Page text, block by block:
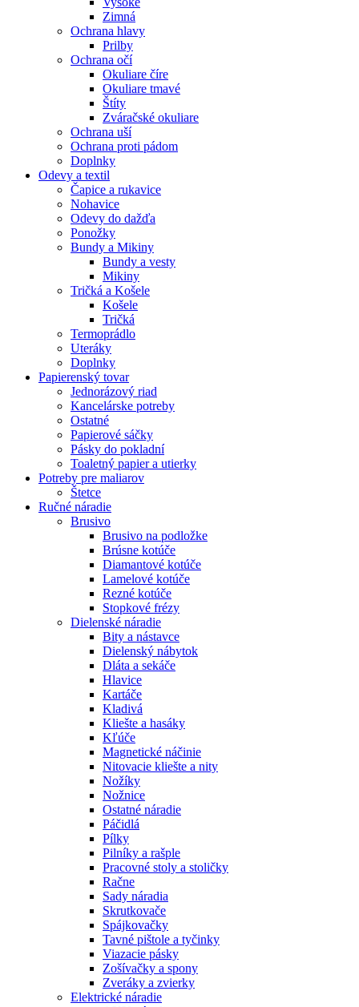
Zimná
Ochrana hlavy
Prilby
Ochrana očí
Okuliare číre
Okuliare tmavé
Štíty
Zváračské okuliare
Ochrana uší
Ochrana proti pádom
Doplnky
Odevy a textil
Čapice a rukavice
Nohavice
Odevy do dažďa
Ponožky
Bundy a Mikiny
Bundy a vesty
Mikiny
Tričká a Košele
Košele
Tričká
Termoprádlo
Uteráky
Doplnky
Papierenský tovar
Jednorázový riad
Kancelárske potreby
Ostatné
Papierové sáčky
Pásky do pokladní
Toaletný papier a utierky
Potreby pre maliarov
Štetce
Ručné náradie
Brusivo
Brusivo na podložke
Brúsne kotúče
Diamantové kotúče
Lamelové kotúče
Rezné kotúče
Stopkové frézy
Dielenské náradie
Bity a nástavce
Dielenský nábytok
Dláta a sekáče
Hlavice
Kartáče
Kladivá
Kliešte a hasáky
Kľúče
Magnetické náčinie
Nitovacie kliešte a nity
Nožíky
Nožnice
Ostatné náradie
Páčidlá
Pílky
Pilníky a rašple
Pracovné stoly a stoličky
Račne
Sady náradia
Skrutkovače
Spájkovačky
Tavné pištole a tyčinky
Viazacie pásky
Zošívačky a spony
Zveráky a zvierky
Elektrické náradie